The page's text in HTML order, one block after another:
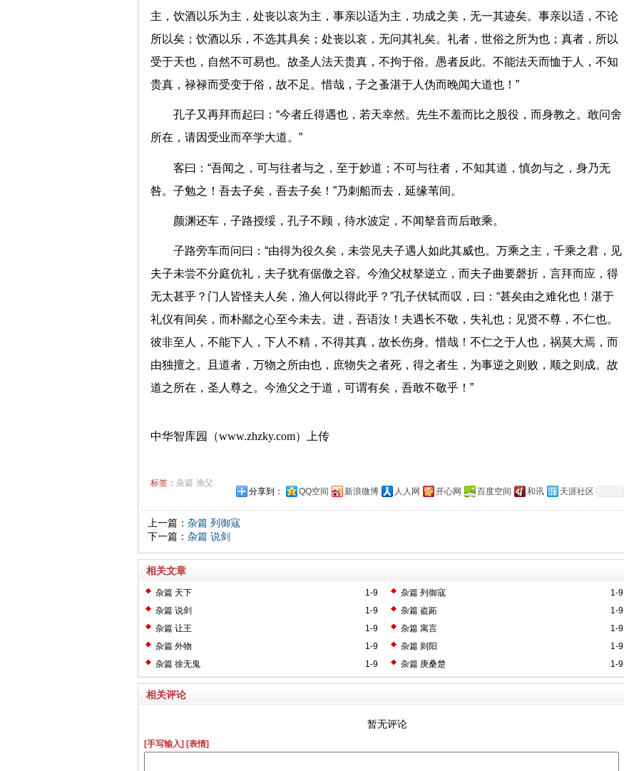
主，饮酒以乐为主，处丧以哀为主，事亲以适为主，功成之美，无一其迹矣。事亲以适，不论
所以矣；饮酒以乐，不选其具矣；处丧以哀，无问其礼矣。礼者，世俗之所为也；真者，所以
受于天也，自然不可易也。故圣人法天贵真，不拘于俗。愚者反此。不能法天而恤于人，不知
贵真，禄禄而受变于俗，故不足。惜哉，子之蚤湛于人伪而晚闻大道也！”
孔子又再拜而起曰：“今者丘得遇也，若天幸然。先生不羞而比之股役，而身教之。敢问舍
所在，请因受业而卒学大道。”
客曰：“吾闻之，可与往者与之，至于妙道；不可与往者，不知其道，慎勿与之，身乃无
咎。子勉之！吾去子矣，吾去子矣！”乃刺船而去，延缘苇间。
颜渊还车，子路授绥，孔子不顾，待水波定，不闻拏音而后敢乘。
子路旁车而问曰：“由得为役久矣，未尝见夫子遇人如此其威也。万乘之主，千乘之君，见
夫子未尝不分庭伉礼，夫子犹有倨傲之容。今渔父杖拏逆立，而夫子曲要磬折，言拜而应，得
无太甚乎？门人皆怪夫人矣，渔人何以得此乎？”孔子伏轼而叹，曰：“甚矣由之难化也！湛于
礼仪有间矣，而朴鄙之心至今未去。进，吾语汝！夫遇长不敬，失礼也；见贤不尊，不仁也。
彼非至人，不能下人，下人不精，不得其真，故长伤身。惜哉！不仁之于人也，祸莫大焉，而
由独擅之。且道者，万物之所由也，庶物失之者死，得之者生，为事逆之则败，顺之则成。故
道之所在，圣人尊之。今渔父之于道，可谓有矣，吾敢不敬乎！”
中华智库园（www.zhzky.com）上传
标签： 杂篇 渔父
分享到：
QQ空间 新浪微博 人人网 开心网 百度空间 和讯 天涯社区
上一篇： 杂篇 列御寇
下一篇： 杂篇 说剑
相关文章
1-9
杂篇 天下 1-9
杂篇 列御寇
1-9
杂篇 说剑 1-9
杂篇 盗跖
1-9
杂篇 让王 1-9
杂篇 寓言
1-9
杂篇 外物 1-9
杂篇 则阳
1-9
杂篇 徐无鬼 1-9
杂篇 庚桑楚
相关评论
暂无评论
[手写输入] [表情]